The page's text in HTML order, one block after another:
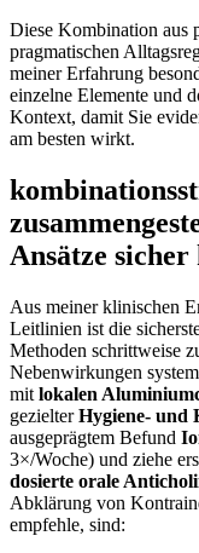
Diese Kombination aus‍
pragmatischen
meiner Erfahrung
einzelne⁢ Elemente​ und
Kontext, ⁣damit Sie
⁣am besten wirkt.
Ansätze
Aus meiner ⁢klinischen
Leitlinien ⁢ist die⁤
⁤Methoden schrittweise
‍Nebenwirkungen
mit‍ lokalen
gezielterHygiene- ⁣und⁣
ausgeprägtem⁢ Befund
3×/Woche)⁤ und ziehe
dosierte orale
⁤Abklärung ‌von⁤
empfehle, sind: ⁣